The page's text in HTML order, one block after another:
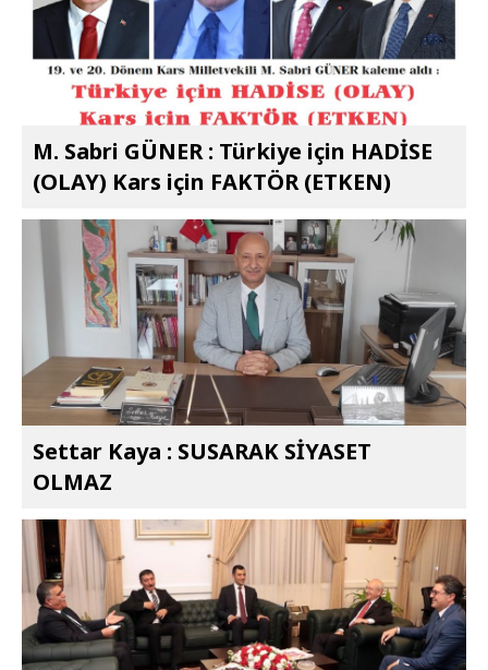
M. Sabri GÜNER : Türkiye için HADİSE
(OLAY) Kars için FAKTÖR (ETKEN)
Settar Kaya : SUSARAK SİYASET
OLMAZ